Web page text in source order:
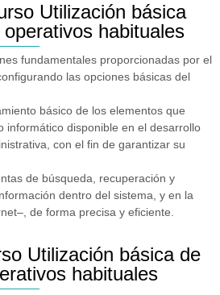
Utilización básica
habituales
fundamentales proporcionadas por el
las opciones básicas del
básico de los elementos que
informático disponible en el desarrollo
con el fin de garantizar su
de búsqueda, recuperación y
dentro del sistema, y en la
de forma precisa y eficiente.
Utilización básica de
habituales